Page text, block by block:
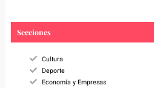
a
r
Secciones
Cultura
Deporte
Economía y Empresas